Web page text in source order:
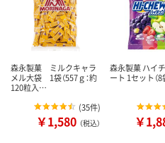
森永製菓 ミルクキャラ
メル大袋 1袋（557ｇ：約
120粒入…
(35件)
￥1,580 （税込）
森永製菓 ハイ
ート 1セット（8
￥